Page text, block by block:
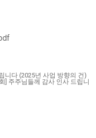
니다 (2025년 사업 방향의 건)
] 주주님들께 감사 인사 드립니